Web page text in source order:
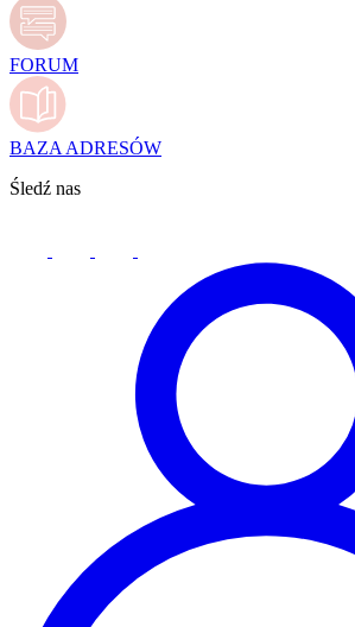
FORUM
BAZA ADRESÓW
Śledź nas